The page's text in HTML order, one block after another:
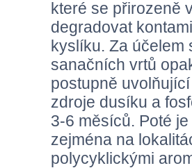
které se přirozeně
degradovat
kyslíku. Za účelem
sanačních vrtů
postupně
zdroje dusíku a
3-6 měsíců. Poté
zejména na
polycyklickými